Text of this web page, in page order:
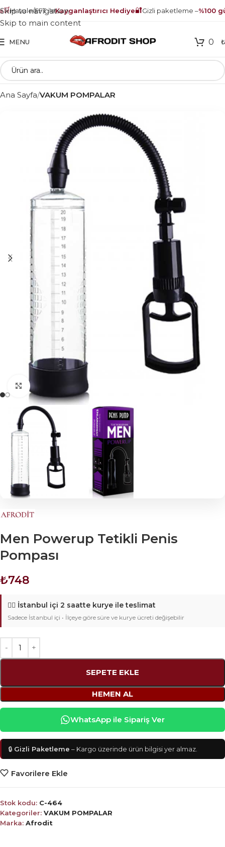
Havale/EFT ileKayganlaştırıcı Hediye🔐Gizli paketleme – %100
Skip to navigation
Skip to main content
MENU 0 ₺
Ana Sayfa VAKUM POMPALAR
Click to enlarge
Men Powerup Tetikli Penis
Pompası
₺748
🚴‍♂️ İstanbul içi 2 saatte kurye ile teslimat
Sadece İstanbul içi • İlçeye göre süre ve kurye ücreti değişebilir
SEPETE EKLE
HEMEN AL
WhatsApp ile Sipariş Ver
🔒 Gizli Paketleme – Kargo üzerinde ürün bilgisi yer almaz.
Favorilere Ekle
Stok kodu: C-464
Kategoriler: VAKUM POMPALAR
Marka: Afrodit